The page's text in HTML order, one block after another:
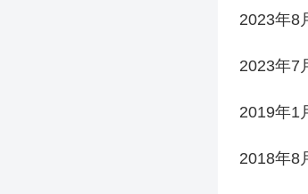
2023年8
2023年7
2019年1
2018年8